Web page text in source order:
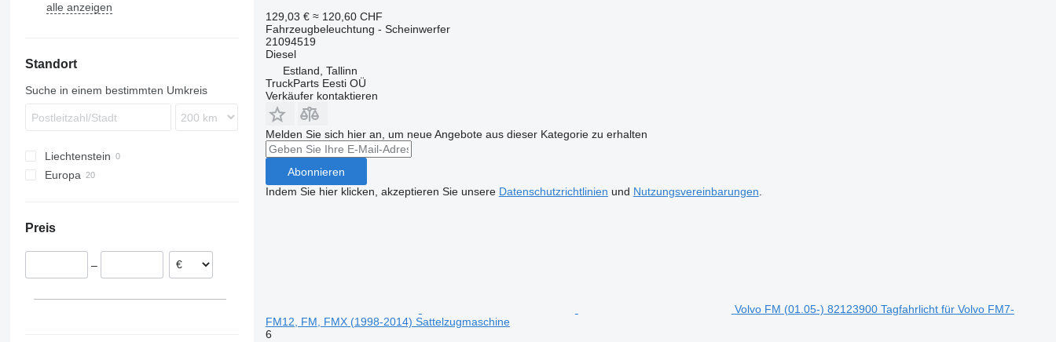
S-Way
X-Way
TGM
Antos
Axor
Sprinter
Midlum
P-series
FH
FH 500
FM 450
FMX
XC
XC90
alle anzeigen
Standort
Suche in einem bestimmten Umkreis
Liechtenstein
Europa
Preis
–
129,03 € ≈ 120,60 CHF
Fahrzeugbeleuchtung - Scheinwerfer
21094519
Diesel
Estland, Tallinn
TruckParts Eesti OÜ
Verkäufer kontaktieren
Melden Sie sich hier an, um neue Angebote aus dieser Kategorie zu erhalten
Abonnieren
Indem Sie hier klicken, akzeptieren Sie unsere Datenschutzrichtlinien und Nutzungsvereinbarungen
Volvo FM (01.05-) 82123900 Tagfahrlicht für Volvo FM7-
FM12, FM, FMX (1998-2014) Sattelzugmaschine
6